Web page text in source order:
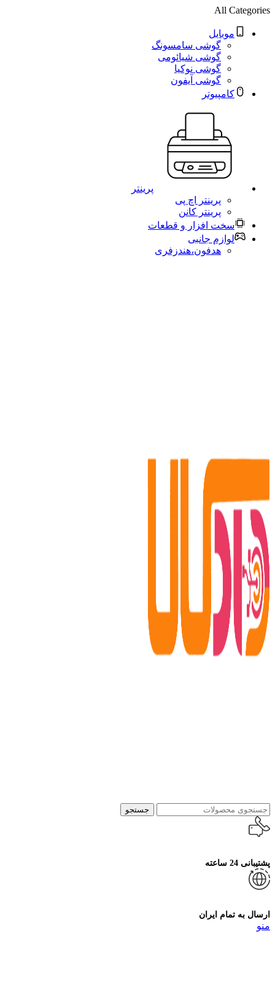
All Categories
موبایل
گوشی سامسونگ
گوشی شیائومی
گوشی نوکیا
گوشی آیفون
کامپیوتر
پرینتر
پرینتر اچ پی
پرینتر کانن
سخت افزار و قطعات
لوازم جانبی
هدفون،هندزفری
جستجو
پشتیبانی 24 ساعته
ارسال به تمام ایران
منو